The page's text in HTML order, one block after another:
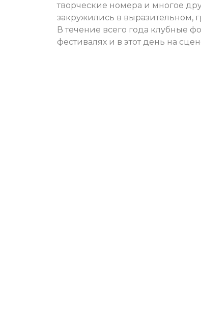
творческие номера и многое
закружились в выразительном,
В течение всего года клубные
фестивалях и в этот день на